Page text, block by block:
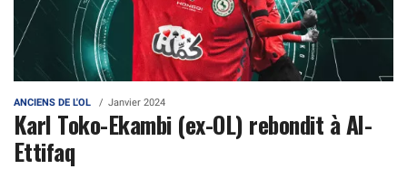
ANCIENS DE L'OL Janvier 2024
Karl Toko-Ekambi (ex-OL) rebondit à Al-
Ettifaq